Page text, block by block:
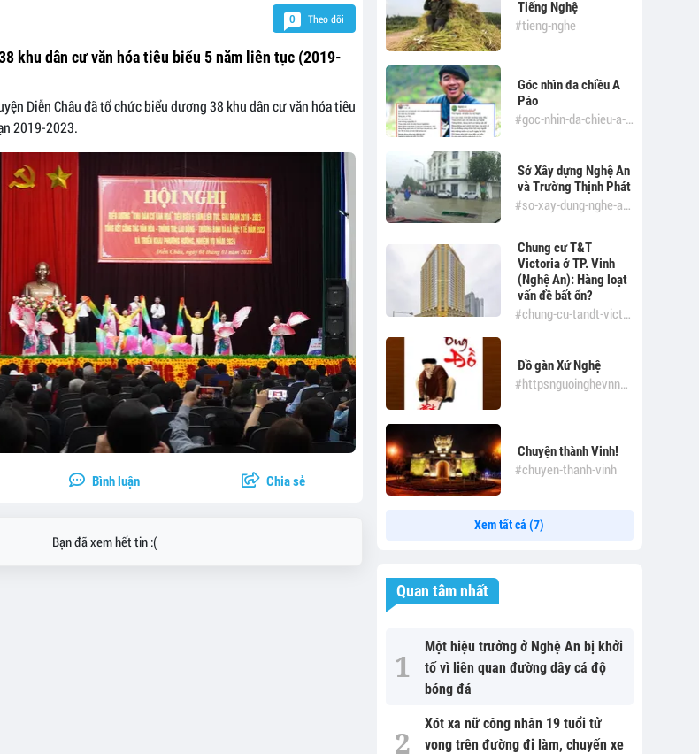
0 Theo dõi
khu dân cư văn hóa tiêu biểu 5 năm liên tục (2019-
Diễn Châu đã tổ chức biểu dương 38 khu dân cư văn hóa tiêu
2019-2023.
Bình luận Chia sẻ
Bạn đã xem hết tin :(
Tiếng Nghệ
#tieng-nghe
Góc nhìn đa chiều A
Páo
#goc-nhin-da-chieu-a-pao
Sở Xây dựng Nghệ An
và Trường Thịnh Phát
#so-xay-dung-nghe-an-va-truong-thinh-phat
Chung cư T&T
Victoria ở TP. Vinh
(Nghệ An): Hàng loạt
vấn đề bất ổn?
#chung-cu-tandt-victoria-o-tp-vinh-nghe-an-hang-loat-van-de-bat-on
Đồ gàn Xứ Nghệ
#httpsnguoinghevnnha-tho-thach-quy-mot-hon-tho-xu-nghe-a7941html
Chuyện thành Vinh!
#chuyen-thanh-vinh
Xem tất cả (7)
Quan tâm nhất
Một hiệu trưởng ở Nghệ An bị khởi
tố vì liên quan đường dây cá độ
bóng đá
Xót xa nữ công nhân 19 tuổi tử
vong trên đường đi làm, chuyến xe